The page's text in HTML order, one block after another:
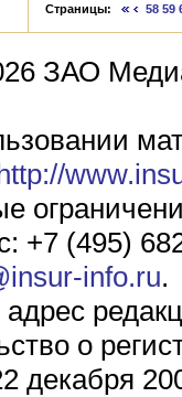
Страницы: 58 59
ЗАО
+7 (495)
info.ru.
о
декабря